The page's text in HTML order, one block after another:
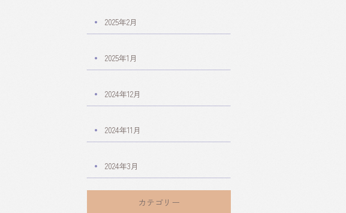
2025年2月
2025年1月
2024年12月
2024年11月
2024年3月
カテゴリー